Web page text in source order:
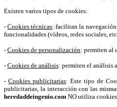
Existen varios tipos de cookies:
-Cookies técnicas: facilitan la
funcionalidades (vídeos, redes sociales,
- Cookies de personalización: permiten al
- Cookies de análisis: permiten el análisis
-Cookies publicitarias: Este tipo de
publicitarias, la interacción con las
heredaddeingenio.com NO utiliza